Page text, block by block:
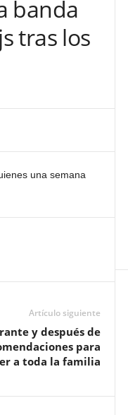
banda
tras los
una semana
Artículo siguiente
y después de
para
a toda la familia